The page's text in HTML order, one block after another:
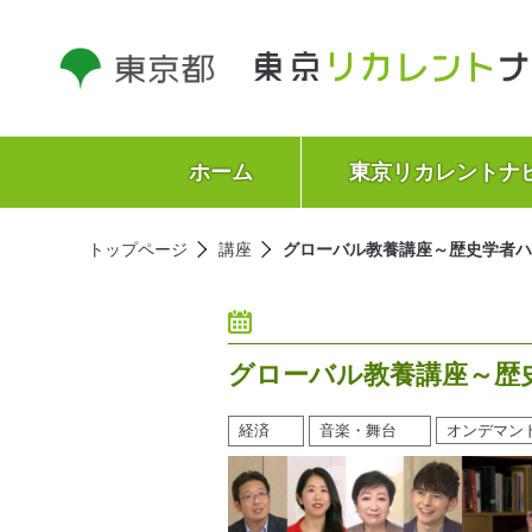
ホーム 東京リカレントナ
トップページ 講座 グローバル教養講座～歴史学者
グローバル教養講座～
経済 音楽・舞台 オンデマン